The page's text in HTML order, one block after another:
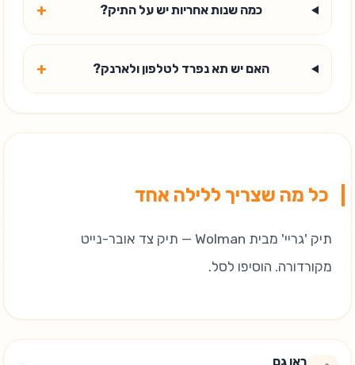
כמה שנות אחריות יש על התיק? +
האם יש תא נפרד לטלפון ולארנק? +
כל מה שצריך ללילה אחד
תיק 'גריי' מבית Wolman — תיק צד אובר-נייט
מקורדורה. הוסיפו לסל.
ראו גם